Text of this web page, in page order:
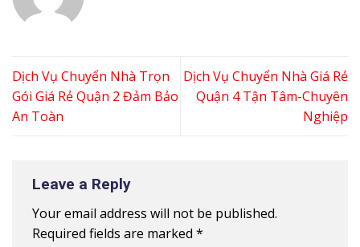
Dịch Vụ Chuyển Nhà Trọn
Gói Giá Rẻ Quận 2 Đảm Bảo
An Toàn
Dịch Vụ Chuyển Nhà Giá Rẻ
Quận 4 Tận Tâm-Chuyên
Nghiệp
Leave a Reply
Your email address will not be published.
Required fields are marked *